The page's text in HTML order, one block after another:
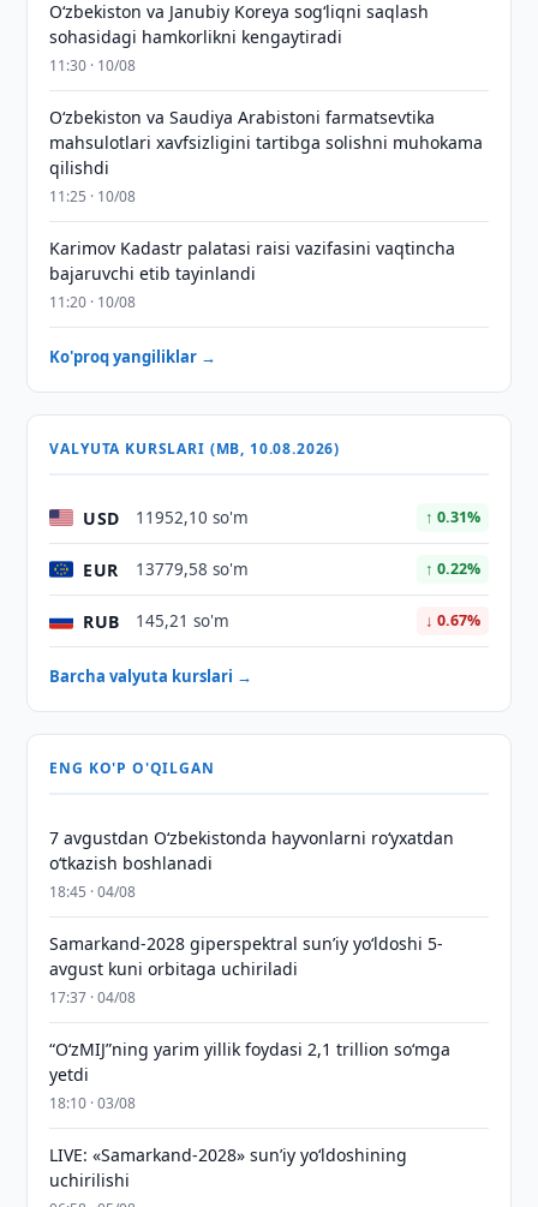
Oʻzbekiston va Janubiy Koreya sogʻliqni saqlash
sohasidagi hamkorlikni kengaytiradi
11:30 · 10/08
Oʻzbekiston va Saudiya Arabistoni farmatsevtika
mahsulotlari xavfsizligini tartibga solishni muhokama
qilishdi
11:25 · 10/08
Karimov Kadastr palatasi raisi vazifasini vaqtincha
bajaruvchi etib tayinlandi
11:20 · 10/08
Ko'proq yangiliklar →
VALYUTA KURSLARI (MB, 10.08.2026)
USD 11952,10 so'm ↑ 0.31%
EUR 13779,58 so'm ↑ 0.22%
RUB 145,21 so'm ↓ 0.67%
Barcha valyuta kurslari →
ENG KO'P O'QILGAN
7 avgustdan O‘zbekistonda hayvonlarni ro‘yxatdan
o‘tkazish boshlanadi
18:45 · 04/08
Samarkand-2028 giperspektral sun’iy yo‘ldoshi 5-
avgust kuni orbitaga uchiriladi
17:37 · 04/08
“O‘zMIJ”ning yarim yillik foydasi 2,1 trillion so‘mga
yetdi
18:10 · 03/08
LIVE: «Samarkand-2028» sun’iy yo‘ldoshining
uchirilishi